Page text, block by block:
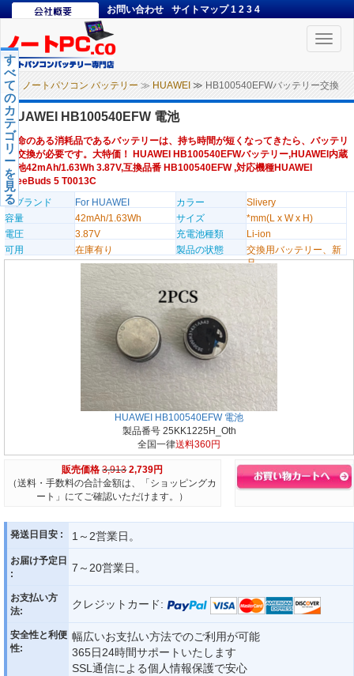
お問い合わせ サイトマップ 1 2 3 4
Toggle
ノートパソコン バッテリー ≫ HUAWEI ≫ HB100540EFWバッテリー交換
す
べ
て
の
カ
テ
ゴ
リ
ー
を
見
る
HUAWEI HB100540EFW 電池
寿命のある消耗品であるバッテリーは、持ち時間が短くなってきたら、バッテリ
ー交換が必要です。大特価！ HUAWEI HB100540EFWバッテリー,HUAWEI内蔵
電池42mAh/1.63Wh 3.87V,互換品番 HB100540EFW ,対応機種HUAWEI
FreeBuds 5 T0013C
のブランド
For HUAWEI カラー
Slivery
容量
42mAh/1.63Wh サイズ
*mm(L x W x H)
電圧
3.87V 充電池種類
Li-ion
可用
在庫有り 製品の状態
交換用バッテリー、新
品
HUAWEI HB100540EFW 電池
製品番号 25KK1225H_Oth
全国一律送料360円
販売価格 3,913 2,739円
（送料・手数料の合計金額は、「ショッピングカ
ート」にてご確認いただけます。）
発送日目安 : 1～2営業日。
お届け予定日
:
7～20営業日。
お支払い方
法:
クレジットカード:
安全性と利便
性:
幅広いお支払い方法でのご利用が可能
365日24時間サポートいたします
SSL通信による個人情報保護で安心